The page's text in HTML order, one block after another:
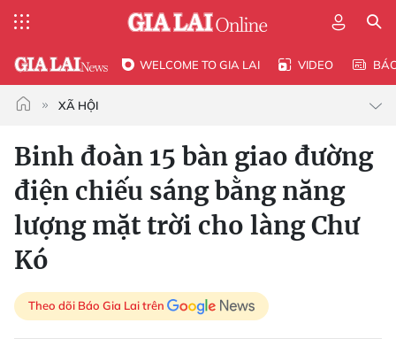
WELCOME TO GIA LAI VIDEO
XÃ HỘI
Binh đoàn 15 bàn giao đường
điện chiếu sáng bằng năng
lượng mặt trời cho làng Chư
Kó
Theo dõi Báo Gia Lai trên